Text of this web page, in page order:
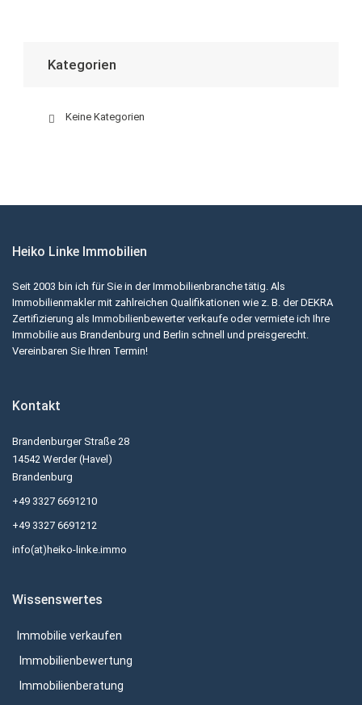
Kategorien
Keine Kategorien
Heiko Linke Immobilien
Seit 2003 bin ich für Sie in der Immobilienbranche tätig. Als
Immobilienmakler mit zahlreichen Qualifikationen wie z. B. der DEKRA
Zertifizierung als Immobilienbewerter verkaufe oder vermiete ich Ihre
Immobilie aus Brandenburg und Berlin schnell und preisgerecht.
Vereinbaren Sie Ihren Termin!
Kontakt
Brandenburger Straße 28
14542 Werder (Havel)
Brandenburg
+49 3327 6691210
+49 3327 6691212
info(at)heiko-linke.immo
Wissenswertes
Immobilie verkaufen
Immobilienbewertung
Immobilienberatung